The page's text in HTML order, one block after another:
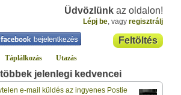
Üdvözlünk az oldalon!
Lépj be, vagy regisztrálj
Feltöltés
Táplálkozás Utazás
jelenlegi kedvencei
e-mail küldés az ingyenes Postie